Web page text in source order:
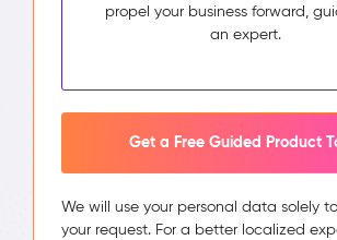
propel your business forward,
an expert.
Get a Free Guided Product
We will use your personal data solely
your request. For a better localized